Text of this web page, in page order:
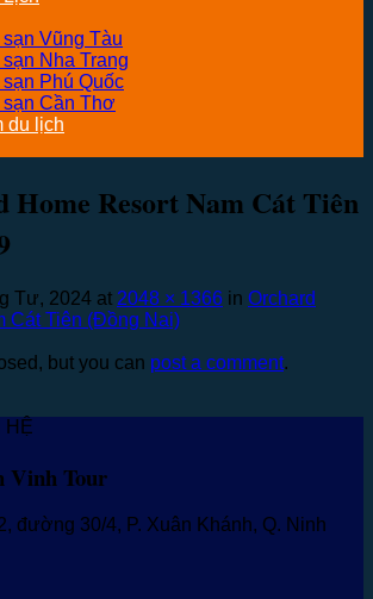
sạn Vũng Tàu
sạn Nha Trang
sạn Phú Quốc
sạn Cần Thơ
du lịch
Resort Nam Cát Tiên
Tư, 2024 at 2048 × 1366 in Orchard
Cát Tiên (Đồng Nai)
but you can post a comment.
HỆ
Vinh Tour
đường 30/4, P. Xuân Khánh, Q. Ninh